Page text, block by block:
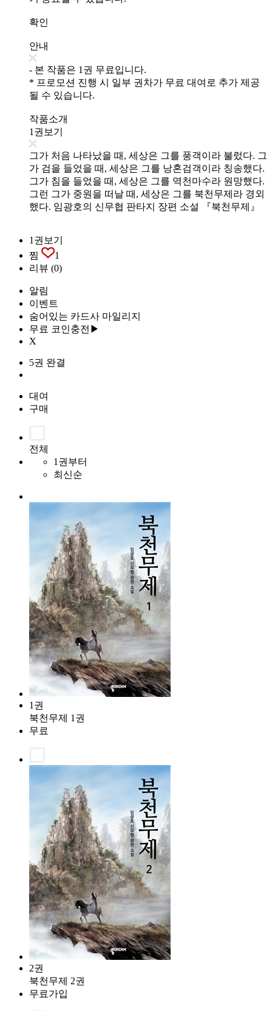
확인
안내
- 본 작품은 1권 무료입니다.
* 프로모션 진행 시 일부 권차가 무료 대여로 추가 제공
될 수 있습니다.
작품소개
1권보기
그가 처음 나타났을 때, 세상은 그를 풍객이라 불렀다. 그
가 검을 들었을 때, 세상은 그를 낭혼검객이라 칭송했다.
그가 침을 들었을 때, 세상은 그를 역천마수라 원망했다.
그런 그가 중원을 떠날 때, 세상은 그를 북천무제라 경외
했다. 임광호의 신무협 판타지 장편 소설 『북천무제』
1권보기
찜
1
리뷰 (0)
알림
이벤트
숨어있는 카드사 마일리지
무료 코인충전▶
X
5권 완결
대여
구매
전체
1권부터
최신순
1권
북천무제 1권
무료
2권
북천무제 2권
무료가입